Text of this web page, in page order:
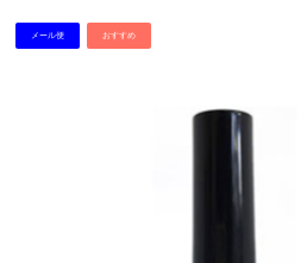
メール便 おすすめ